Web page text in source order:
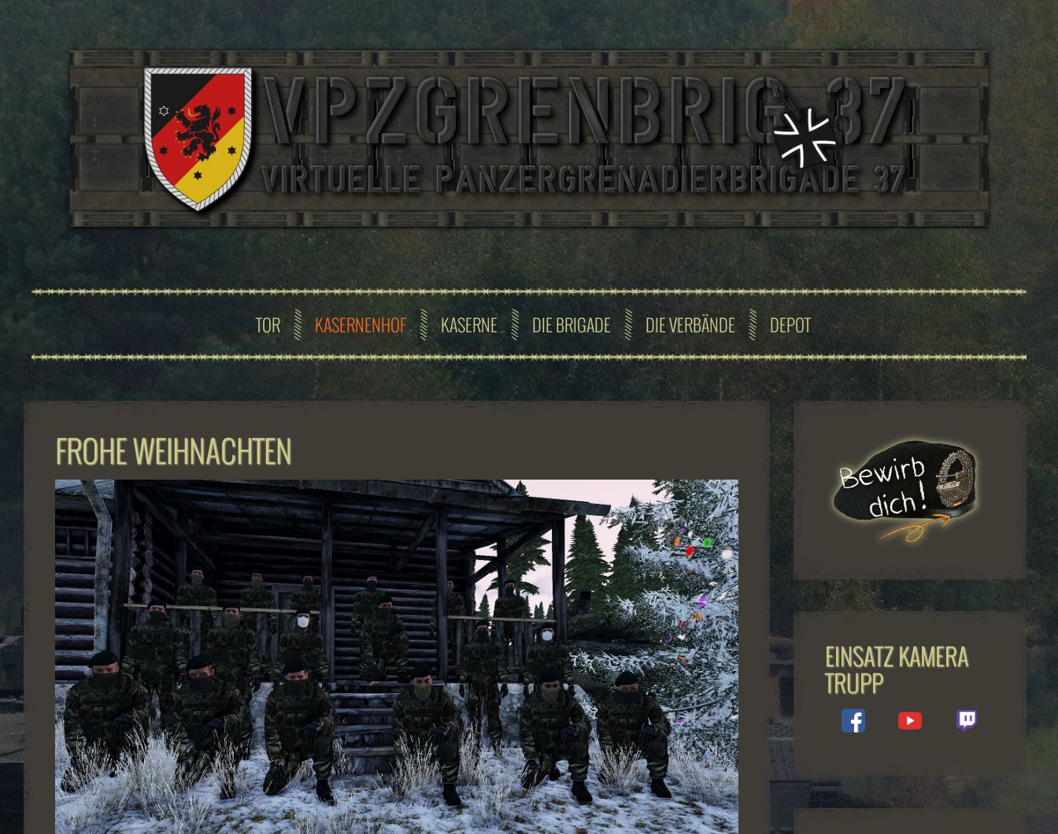
TOR KASERNENHOF KASERNE DIE BRIGADE DIE VERBÄNDE DEPOT
FROHE WEIHNACHTEN
EINSATZ KAMERA
TRUPP